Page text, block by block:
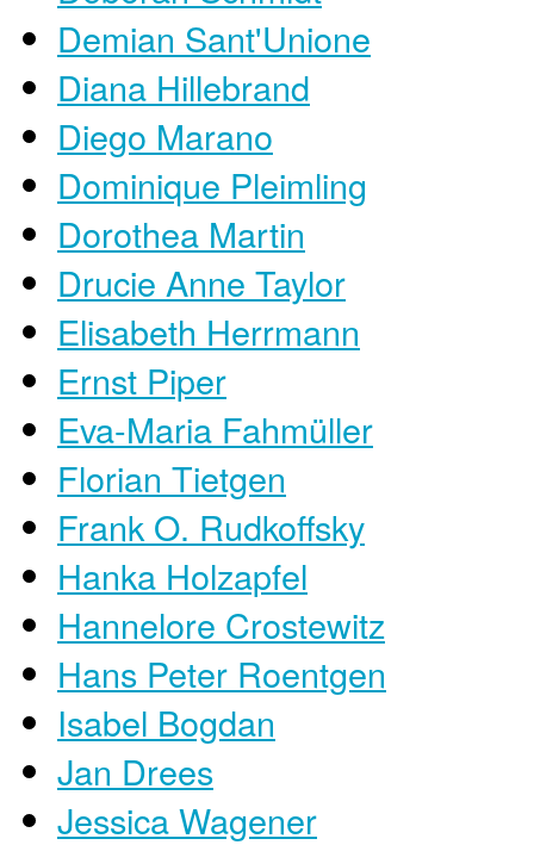
Demian Sant'Unione
Diana Hillebrand
Diego Marano
Dominique Pleimling
Dorothea Martin
Drucie Anne Taylor
Elisabeth Herrmann
Ernst Piper
Eva-Maria Fahmüller
Florian Tietgen
Frank O. Rudkoffsky
Hanka Holzapfel
Hannelore Crostewitz
Hans Peter Roentgen
Isabel Bogdan
Jan Drees
Jessica Wagener